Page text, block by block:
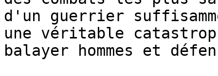
d'un guerrier
une véritable
balayer hommes et